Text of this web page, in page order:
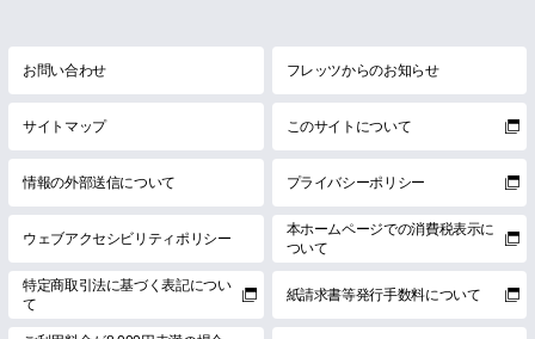
お問い合わせ フレッツからのお知らせ
サイトマップ このサイトについて
情報の外部送信について プライバシーポリシー
ウェブアクセシビリティポリシー
本ホームページでの消費税表示に
ついて
特定商取引法に基づく表記につい
て
紙請求書等発行手数料について